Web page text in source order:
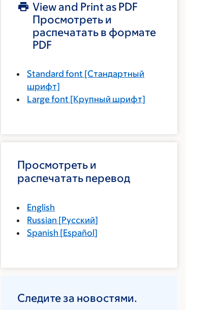
View and Print as PDF
Просмотреть и
распечатать в формате
PDF
Standard font [Стандартный
шрифт]
Large font [Крупный шрифт]
Просмотреть и
распечатать перевод
English
Russian [Русский]
Spanish [Español]
Следите за новостями.